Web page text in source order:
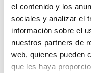
el contenido y los
sociales y analizar el
información sobre el
nuestros partners de
web, quienes pueden
que les haya